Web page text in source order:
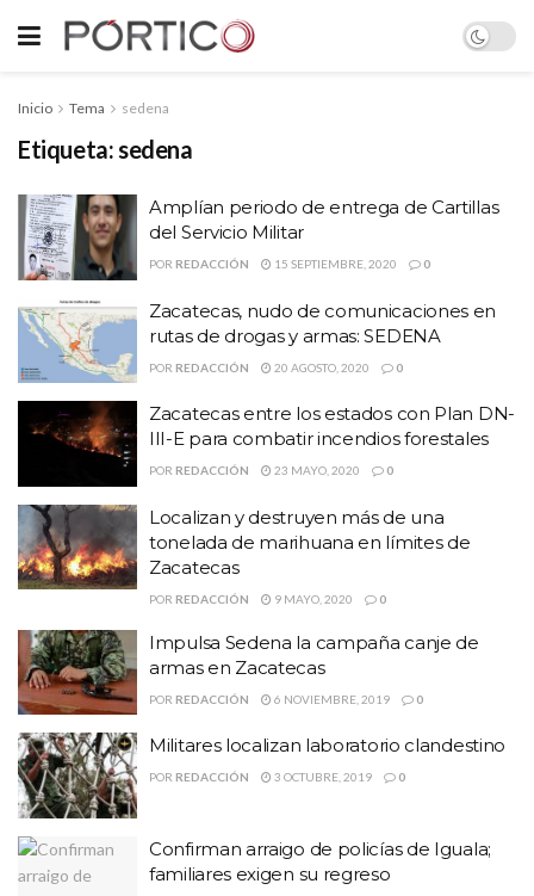
Inicio Tema sedena
Etiqueta:sedena
Amplían periodo de entrega de Cartillas
del Servicio Militar
POR REDACCIÓN 15 SEPTIEMBRE, 2020 0
Zacatecas, nudo de comunicaciones en
rutas de drogas y armas: SEDENA
POR REDACCIÓN 20 AGOSTO, 2020 0
Zacatecas entre los estados con Plan DN-
III-E para combatir incendios forestales
POR REDACCIÓN 23 MAYO, 2020 0
Localizan y destruyen más de una
tonelada de marihuana en límites de
Zacatecas
POR REDACCIÓN 9 MAYO, 2020 0
Impulsa Sedena la campaña canje de
armas en Zacatecas
POR REDACCIÓN 6 NOVIEMBRE, 2019 0
Militares localizan laboratorio clandestino
POR REDACCIÓN 3 OCTUBRE, 2019 0
Confirman arraigo de policías de Iguala;
familiares exigen su regreso